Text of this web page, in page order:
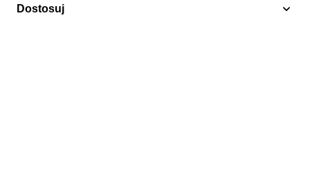
Polecamy
Dostosuj